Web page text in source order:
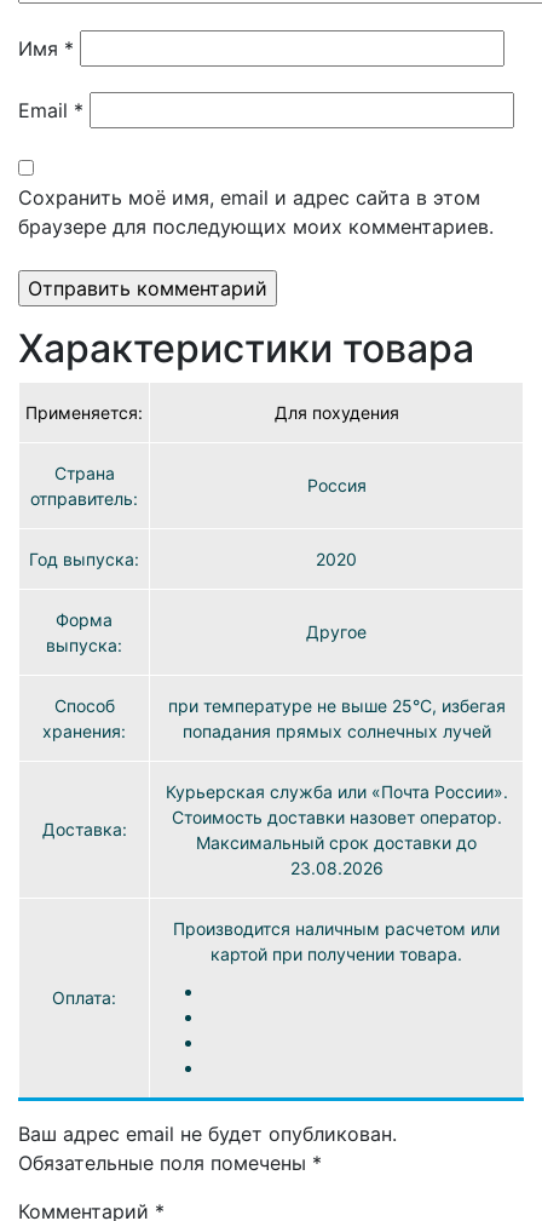
Имя *
Email *
Сохранить моё имя, email и адрес сайта в этом
браузере для последующих моих комментариев.
Характеристики товара
Применяется: Для похудения
Страна
отправитель:
Россия
Год выпуска: 2020
Форма
выпуска:
Другое
Способ
хранения:
при температуре не выше 25°C, избегая
попадания прямых солнечных лучей
Доставка:
Курьерская служба или «Почта России».
Стоимость доставки назовет оператор.
Максимальный срок доставки до
23.08.2026
Оплата:
Производится наличным расчетом или
картой при получении товара.
Ваш адрес email не будет опубликован.
Обязательные поля помечены *
Комментарий *